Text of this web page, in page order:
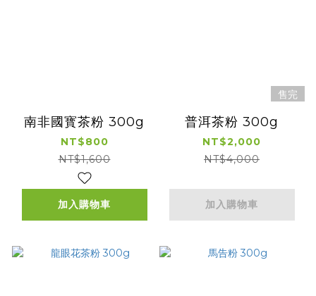
南非國寳茶粉 300g
NT$800
NT$1,600
加入購物車
售完
普洱茶粉 300g
NT$2,000
NT$4,000
加入購物車